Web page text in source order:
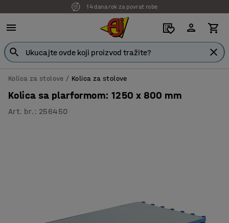
7 godina garancije
Kolica za stolove Kolica za stolove
Kolica sa plarformom: 1250 x 800 mm
Art. br. : 256450